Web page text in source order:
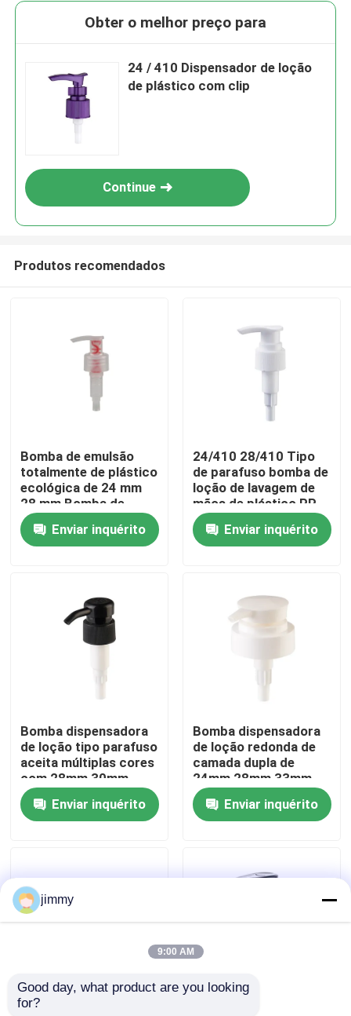
Produtos
Excursão da fábrica
Controle da qualidade
Notícia
mini pulverizador do disparador
Obter o melhor preço para
24 / 410 Dispensador de loção
de plástico com clip
Continue
Produtos recomendados
Bomba de emulsão
totalmente de plástico
ecológica de 24 mm
28 mm Bomba de
distribuição
reutilizável para
cuidados pessoais
Enviar inquérito
24/410 28/410 Tipo
de parafuso bomba de
loção de lavagem de
mãos de plástico PP
para cuidados
pessoaisEnviar inquérito
Bomba dispensadora
de loção tipo parafuso
aceita múltiplas cores
com 28mm 30mm
32mm 38mm
Enviar inquérito
Bomba dispensadora
de loção redonda de
camada dupla de
24mm 28mm 33mm
Aceita cor de injeção
personalizada
Enviar inquérito
Bomba de Loção
jimmy
9:00 AM
Good day, what product are you looking
for?